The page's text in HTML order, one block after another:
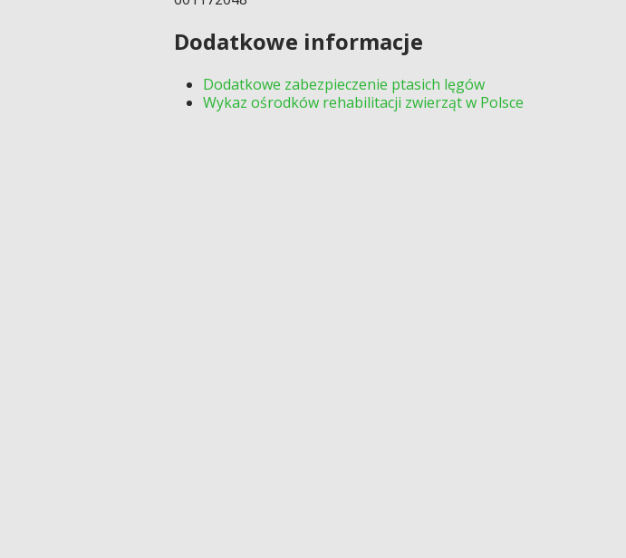
Dodatkowe informacje
Dodatkowe zabezpieczenie ptasich lęgów
Wykaz ośrodków rehabilitacji zwierząt w Polsce